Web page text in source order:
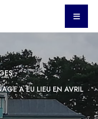
A EU LIEU EN AVRIL